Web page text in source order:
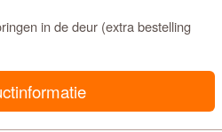
in de deur (extra bestelling